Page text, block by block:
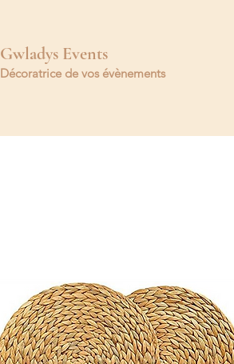
Gwladys Events
Décoratrice de vos évènements